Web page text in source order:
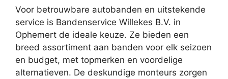
Voor betrouwbare autobanden en uitstekende
service is Bandenservice Willekes B.V. in
Ophemert de ideale keuze. Ze bieden een
breed assortiment aan banden voor elk seizoen
en budget, met topmerken en voordelige
alternatieven. De deskundige monteurs zorgen